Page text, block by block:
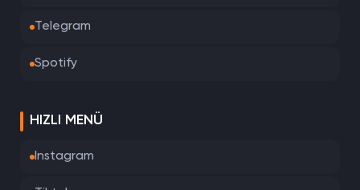
Telegram
Spotify
HIZLI MENÜ
Instagram